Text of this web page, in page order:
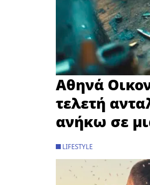
Αθηνά
τελετή
ανήκω σε
LIFESTYLE